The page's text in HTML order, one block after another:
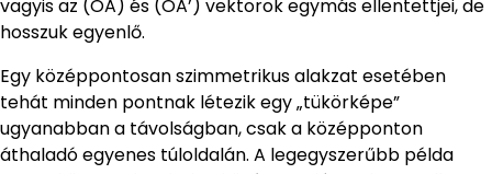
vagyis az (OA) és (OA’) vektorok egymás ellentettjei, de
hosszuk egyenlő.
Egy középpontosan szimmetrikus alakzat esetében
tehát minden pontnak létezik egy „tükörképe”
ugyanabban a távolságban, csak a középponton
áthaladó egyenes túloldalán. A legegyszerűbb példa